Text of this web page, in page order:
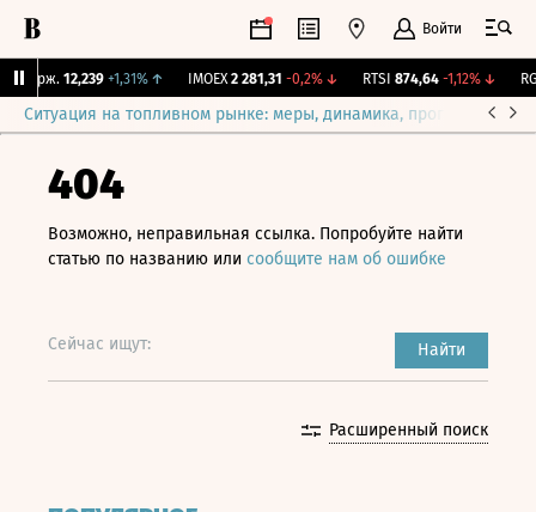
Войти
Бирж. 12,239 +1,31% ↑ IMOEX 2 281,31 -0,2%↓ RTSI 874,64 -1,12%↓
Ситуация на топливном рынке: меры, динамика, прогнозы
404
Возможно, неправильная ссылка. Попробуйте найти
статью по названию или сообщите нам об ошибке
Сейчас ищут: Найти
Расширенный поиск